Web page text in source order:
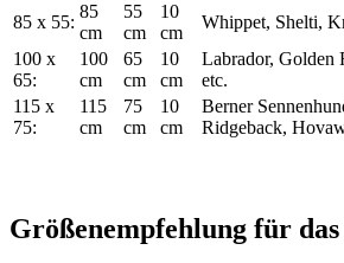
85 x 55:
85
cm
55
cm
10
cm
Whippet, Shelti,
100 x
65:
100
cm
65
cm
10
cm
Labrador, Golden
etc.
115 x
75:
115
cm
75
cm
10
cm
Berner
Ridgeback,
Größenempfehlung für